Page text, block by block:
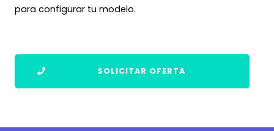
para configurar tu modelo.
SOLICITAR OFERTA